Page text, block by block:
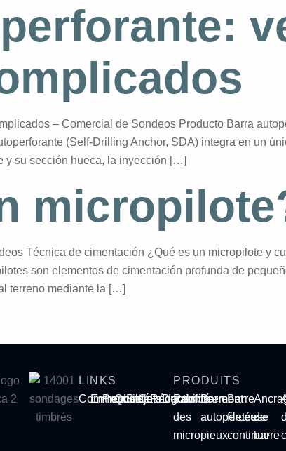
– Comercial de Sondeos Producto Barra
(Self-Drilling Anchor, SDA) integra en un
y su sección hueca, la inyección […]
Técnica de cimentación ¿Qué es un micropilote y
son elementos de cimentación profunda de
terreno mediante la […]
LINKS
Commencer
Entreprise
Produits
Qualité
Projets
Catalogues
Rédaction
Durabilité
PRODUITS
Renforcement
des
micropieux
Barre
autoperceuse
Barre
filetée
continue
de
barre